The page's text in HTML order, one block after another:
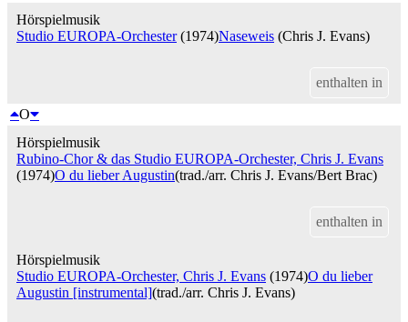
Hörspielmusik
Studio EUROPA-Orchester(1974)Naseweis (Chris J. Evans)
enthalten in
O
Hörspielmusik
Rubino-Chor & das Studio EUROPA-Orchester, Chris J. Evans
(1974)O du lieber Augustin(trad./arr. Chris J. Evans/Bert Brac)
enthalten in
Hörspielmusik
Studio EUROPA-Orchester, Chris J. Evans (1974)O du lieber
Augustin [instrumental](trad./arr. Chris J. Evans)